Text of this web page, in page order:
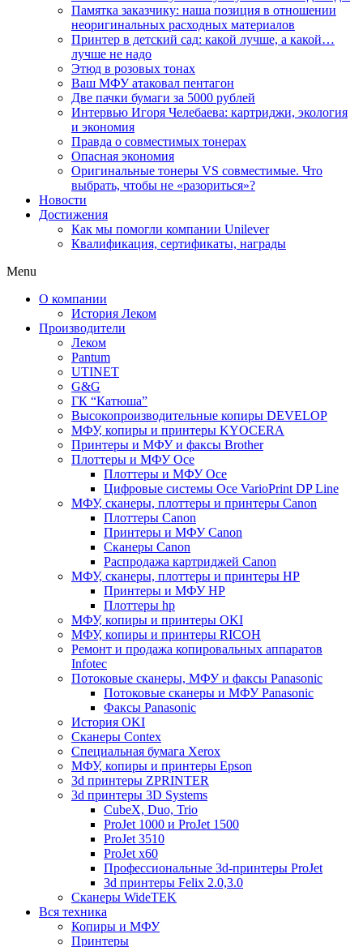
Памятка заказчику: наша позиция в отношении
неоригинальных расходных материалов
Принтер в детский сад: какой лучше, а какой…
лучше не надо
Этюд в розовых тонах
Ваш МФУ атаковал пентагон
Две пачки бумаги за 5000 рублей
Интервью Игоря Челебаева: картриджи, экология
и экономия
Правда о совместимых тонерах
Опасная экономия
Оригинальные тонеры VS совместимые. Что
выбрать, чтобы не «разориться»?
Новости
Достижения
Как мы помогли компании Unilever
Квалификация, сертификаты, награды
Menu
О компании
История Леком
Производители
Леком
Pantum
UTINET
G&G
ГК “Катюша”
Высокопроизводительные копиры DEVELOP
МФУ, копиры и принтеры KYOCERA
Принтеры и МФУ и факсы Brother
Плоттеры и МФУ Oce
Плоттеры и МФУ Oce
Цифровые системы Oce VarioPrint DP Line
МФУ, сканеры, плоттеры и принтеры Canon
Плоттеры Canon
Принтеры и МФУ Canon
Сканеры Canon
Распродажа картриджей Canon
МФУ, сканеры, плоттеры и принтеры HP
Принтеры и МФУ HP
Плоттеры hp
МФУ, копиры и принтеры OKI
МФУ, копиры и принтеры RICOH
Ремонт и продажа копировальных аппаратов
Infotec
Потоковые сканеры, МФУ и факсы Panasonic
Потоковые сканеры и МФУ Panasonic
Факсы Panasonic
История OKI
Сканеры Contex
Специальная бумага Xerox
МФУ, копиры и принтеры Epson
3d принтеры ZPRINTER
3d принтеры 3D Systems
CubeX, Duo, Trio
ProJet 1000 и ProJet 1500
ProJet 3510
ProJet x60
Профессиональные 3d-принтеры ProJet
3d принтеры Felix 2.0,3.0
Сканеры WideTEK
Вся техника
Копиры и МФУ
Принтеры